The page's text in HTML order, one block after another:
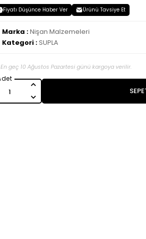
Fiyatı Düşünce Haber Ver Ürünü Tavsiye Et
Marka :Nişan Malzemeleri
Kategori :SUPLA
En geç 10 Ağustos Pazartesi günü kargoya verilir.